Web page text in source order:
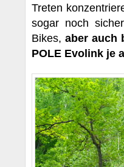
Treten
sogar noch
Bikes,aber auch
POLE Evolink je